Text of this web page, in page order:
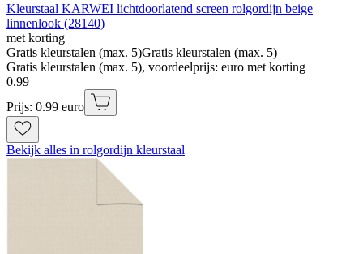
Kleurstaal KARWEI lichtdoorlatend screen rolgordijn beige
linnenlook (28140)
met korting
Gratis kleurstalen (max. 5)Gratis kleurstalen (max. 5)
Gratis kleurstalen (max. 5), voordeelprijs: euro met korting
0.99
Prijs: 0.99 euro
Bekijk alles in rolgordijn kleurstaal